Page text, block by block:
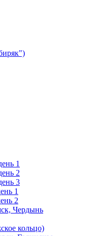
1
2
3
1
2
Чердынь
кольцо)